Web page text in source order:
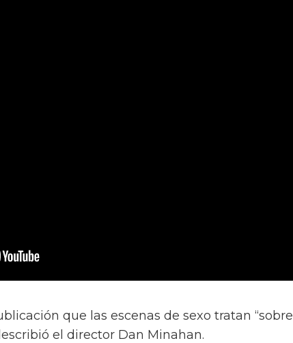
que las escenas de sexo tratan “sobre
el director Dan Minahan.